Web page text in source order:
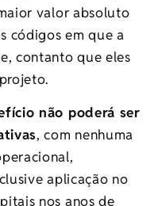
valor absoluto
códigos em que a
contanto que eles
não poderá ser
, com nenhuma
aplicação no
nos anos de